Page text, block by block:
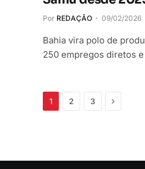
Por REDAÇÃO 09/02/2026
Bahia vira polo de
250 empregos diretos
1 2 3 Próximo